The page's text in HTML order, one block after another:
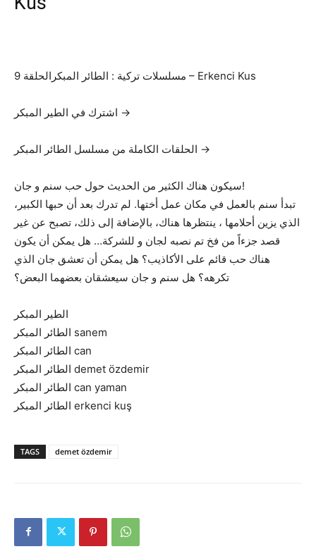
مسلسلات تركية : الطائر المبكرالحلقة 9 – Erkenci Kus
اشترك في الطير المبكر →
الحلقات الكاملة من مسلسل الطائر المبكر →
سيكون هناك الكثير من الحديث حول حب سنم و جان!
تبدأ سنم بالعمل في مكان عمل أختها. لم تدرك بعد أن حبها الكبير،
الذي يزين أحلامها ، ينتظرها هناك، بالإضافة إلى ذلك، تصبح عن غير
قصد جزءاً من فخ تم نصبه لجان و للشركة… هل يمكن أن يكون
هناك حب قائم على الأكاذيب؟ هل يمكن أن تعشق جان الذي
تكرهه؟ هل سنم و جان سيعشقان بعضهما البعض؟
الطير المبكر
الطائر المبكر sanem
الطائر المبكر can
الطائر المبكر demet özdemir
الطائر المبكر can yaman
الطائر المبكر erkenci kuş
TAGS demet özdemir